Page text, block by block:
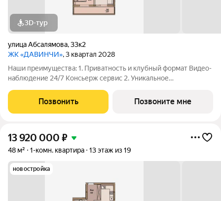
3D-тур
улица Абсалямова,33к2
ЖК «ДАВИНЧИ», 3 квартал 2028
Наши преимущества: 1. Приватность и клубный формат Видео-
наблюдение 24/7 Консьерж сервис 2. Уникальное
этаже Библиотека Спортивная зона Детский уголок 3.
Комфортный паркинг Закрытый паркинг на 1
Позвонить Позвоните мне
13 920 000 ₽
48 м² 1-комн. квартира 13 этаж из 19
новостройка